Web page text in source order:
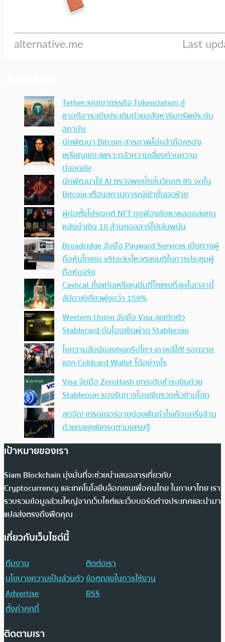
Tether รุกขยายธุรกิจ Tokenization สู่
ซาอุดีอาระเบียประเดิมด้วยอสังหาริมทรัพย์ระดับ
สถาบัน
นักพัฒนา Bitcoin สารภาพไม่กล้าถือครอง
เหรียญเยอะเพราะกลัวความเสี่ยงด้านความ
ปลอดภัย
นักพัฒนาใช้ AI ตรวจพบบั๊กขั้นวิกฤต 85 จุดใน
Bitcoin เตือนสถานการณ์เข้าขั้นเลวร้าย
ผู้ก่อตั้งโปรเจกต์ NFT ถูกฟ้องข้อหาหลอกลงทุน
หลังนำเงิน 10 ล้านดอลลาร์ไปเล่นพนัน
Broadridge จับมือ Payward Services เปิดทางผู้
ถือหุ้นโทเคน xStocksโหวตลงมติในการประชุมผู้
ถือหุ้นจริง
Cashcat ขึ้นแท่นเหรียญมีมที่โตแรงที่สุดในเวลานี้
สัปดาห์เดียวพุ่งกว่า 150%
Western Union จับมือ Visa ลุยเปิดตัว
Stablecard ดันโอนเงินผ่าน Stablecoin
ไขความลับนักลงทุนคริปโทฯ เกาหลีใต้! รอดจาก
แฮก Coldcard Wallet ได้อย่างไร
Visa จับมือ ZeroHash ยกระดับชำระเงินด้วย
Stablecoin รองรับการโอนเงินรวดเร็วข้ามโลก
สุดจัด! เทรดเดอร์อายุน้อยฟันกำไรเกือบครึ่งล้าน
ด้วยกลยุทธ์เทรดตามเศรษฐี
เป้าหมายของเรา
Siam Blockchain มุ่งมั่นที่จะช่วยนำเสนอสารเกี่ยวกับ
Cryptocurrency และเทคโนโลยีบล็อกเชนเพื่อคนไทย ในภาษาไทย เรา
รวบรวมข้อมูลส่วนใหญ่จากเว็บไซต์และเว็บบอร์ดต่างประเทศและนำมา
แปลส่งตรงถึงฟีดคุณ
เกี่ยวกับเว็บไซต์นี้
ทีมงาน
ติดต่อเรา
นโยบายความเป็นส่วนตัวข้อตกลงในการใช้งาน
Advertise
RSS
ตั้งค่าคุกกี้
ติดตามเรา